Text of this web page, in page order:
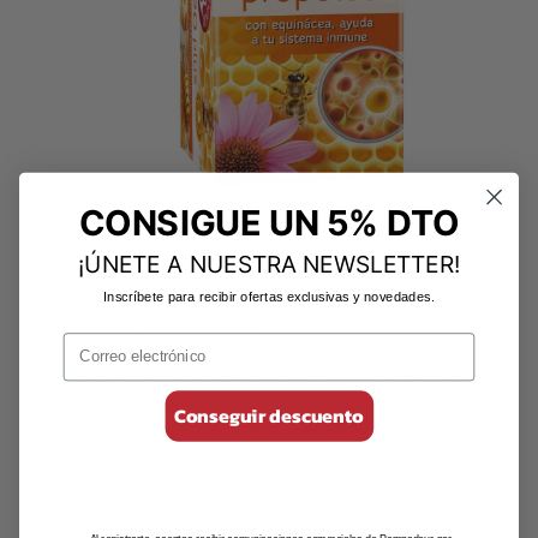
Si nos centramos en los
destacan numerosos artículos científicos vemos que se
mencionan propiedades como ser antibacteriano,
antifúngico, antiinflamatorio, antiviral, anestésico y
CONSIGUE UN 5% DTO
¡ÚNETE A NUESTRA NEWSLETTER!
Inscríbete para recibir ofertas exclusivas y novedades.
Conseguir descuento